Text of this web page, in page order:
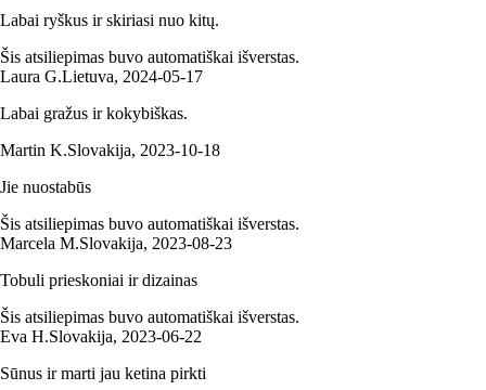
Labai ryškus ir skiriasi nuo kitų.
Šis atsiliepimas buvo automatiškai išverstas.
Laura G.Lietuva, 2024‑05‑17
Labai gražus ir kokybiškas.
Martin K.Slovakija, 2023‑10‑18
Jie nuostabūs
Šis atsiliepimas buvo automatiškai išverstas.
Marcela M.Slovakija, 2023‑08‑23
Tobuli prieskoniai ir dizainas
Šis atsiliepimas buvo automatiškai išverstas.
Eva H.Slovakija, 2023‑06‑22
Sūnus ir marti jau ketina pirkti